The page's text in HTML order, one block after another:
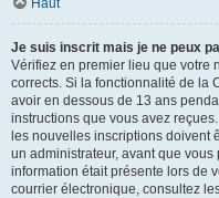
Haut
Je suis inscrit mais je ne peux
Vérifiez en premier lieu que votre
corrects. Si la fonctionnalité de la
avoir en dessous de 13 ans
instructions que vous avez
les nouvelles inscriptions doivent
un administrateur, avant que
information était présente lors de
courrier électronique, consultez